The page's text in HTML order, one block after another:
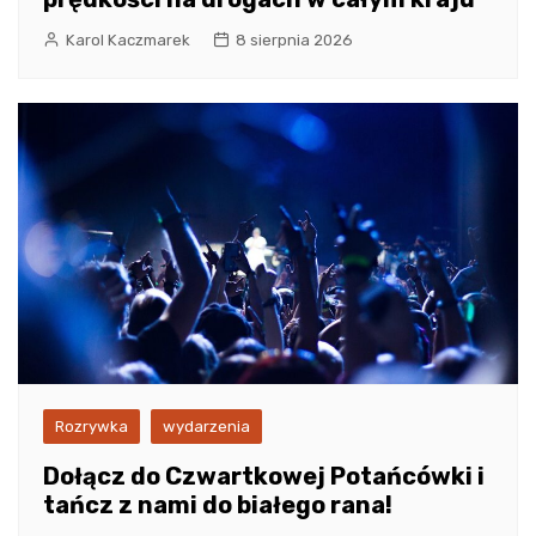
Karol Kaczmarek 8 sierpnia 2026
Rozrywka wydarzenia
Dołącz do Czwartkowej Potańcówki i
tańcz z nami do białego rana!